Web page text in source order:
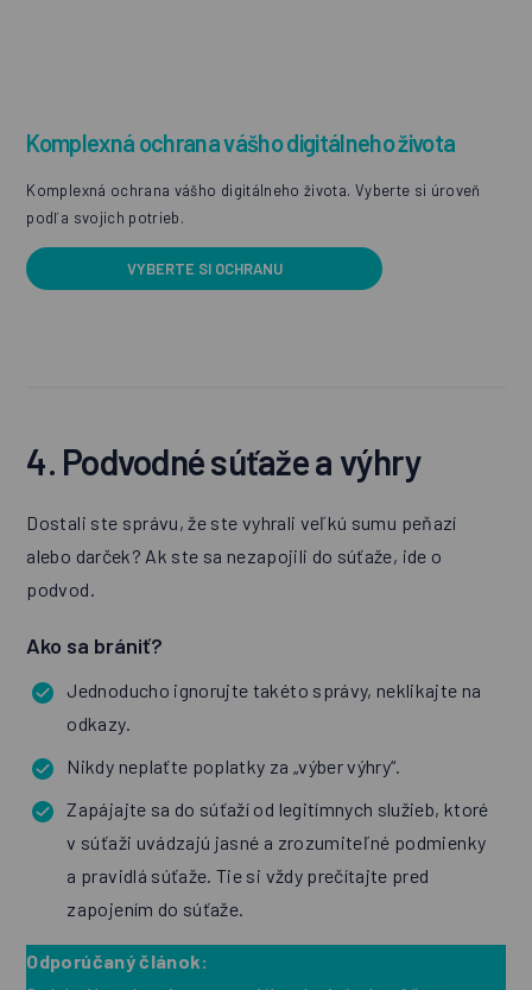
Komplexná ochrana vášho digitálneho života
Komplexná ochrana vášho digitálneho života. Vyberte si úroveň
podľa svojich potrieb.
VYBERTE SI OCHRANU
4. Podvodné súťaže a výhry
Dostali ste správu, že ste vyhrali veľkú sumu peňazí
alebo darček? Ak ste sa nezapojili do súťaže, ide o
podvod.
Ako sa brániť?
Jednoducho ignorujte takéto správy, neklikajte na
odkazy.
Nikdy neplaťte poplatky za „výber výhry“.
Zapájajte sa do súťaží od legitímnych služieb, ktoré
v súťaži uvádzajú jasné a zrozumiteľné podmienky
a pravidlá súťaže. Tie si vždy prečítajte pred
zapojením do súťaže.
Odporúčaný článok: